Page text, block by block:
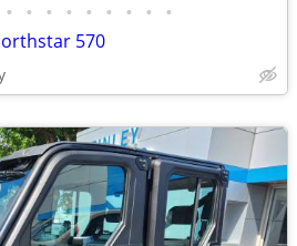
• • • • • • • • •
570